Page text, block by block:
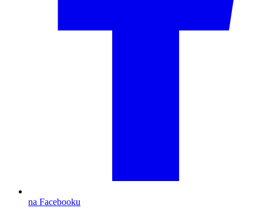
na Facebooku